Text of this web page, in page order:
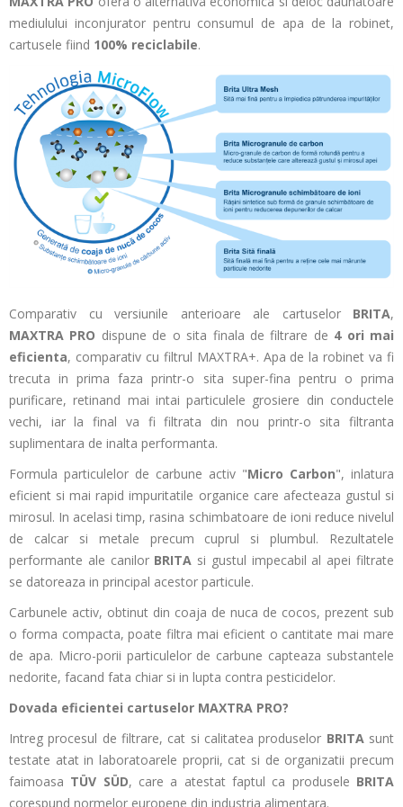
mediulului inconjurator pentru consumul de apa de la robinet,
cartusele fiind 100% reciclabile.
Comparativ cu versiunile anterioare ale cartuselor BRITA,
MAXTRA PRO dispune de o sita finala de filtrare de 4 ori mai
eficienta, comparativ cu filtrul MAXTRA+. Apa de la robinet va fi
trecuta in prima faza printr-o sita super-fina pentru o prima
purificare, retinand mai intai particulele grosiere din conductele
vechi, iar la final va fi filtrata din nou printr-o sita filtranta
suplimentara de inalta performanta.
Formula particulelor de carbune activ "Micro Carbon", inlatura
eficient si mai rapid impuritatile organice care afecteaza gustul si
mirosul. In acelasi timp, rasina schimbatoare de ioni reduce nivelul
de calcar si metale precum cuprul si plumbul. Rezultatele
performante ale canilor BRITA si gustul impecabil al apei filtrate
se datoreaza in principal acestor particule.
Carbunele activ, obtinut din coaja de nuca de cocos, prezent sub
o forma compacta, poate filtra mai eficient o cantitate mai mare
de apa. Micro-porii particulelor de carbune capteaza substantele
nedorite, facand fata chiar si in lupta contra pesticidelor.
Dovada eficientei cartuselor MAXTRA PRO?
Intreg procesul de filtrare, cat si calitatea produselor BRITAsunt
testate atat in laboratoarele proprii, cat si de organizatii precum
faimoasa TÜV SÜD, care a atestat faptul ca produsele BRITA
corespund normelor europene din industria alimentara.